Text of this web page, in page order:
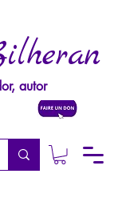
autor